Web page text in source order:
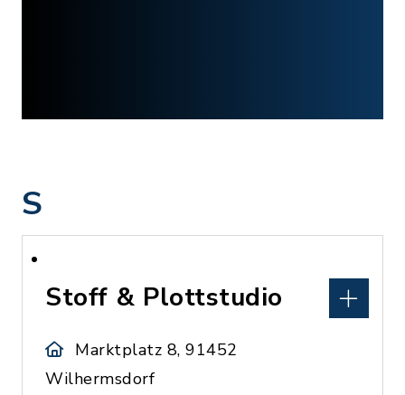
S
Stoff & Plottstudio
Marktplatz 8, 91452
Wilhermsdorf